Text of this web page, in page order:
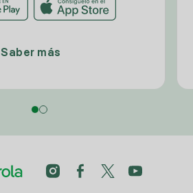
Saber más